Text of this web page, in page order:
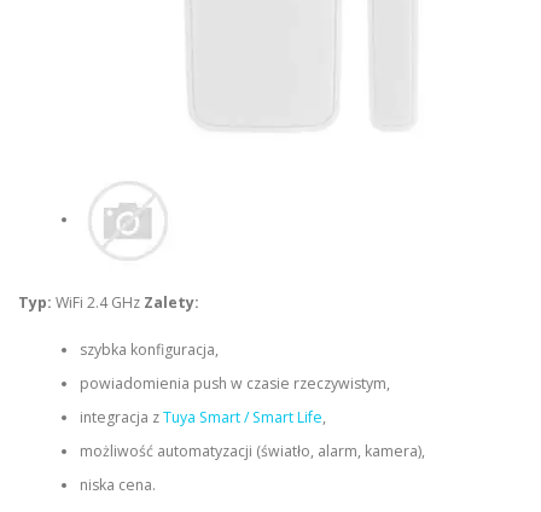
Typ: WiFi 2.4 GHz Zalety:
szybka konfiguracja,
powiadomienia push w czasie rzeczywistym,
integracja zTuya Smart / Smart Life,
możliwość automatyzacji (światło, alarm, kamera),
niska cena.